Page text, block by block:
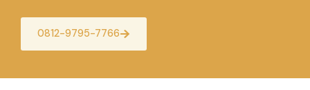
0812-9795-7766